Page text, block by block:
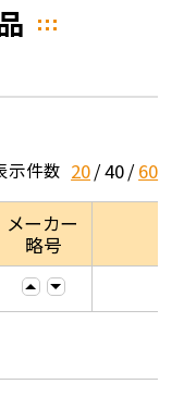
示件数 20 40 60
メーカー
略号